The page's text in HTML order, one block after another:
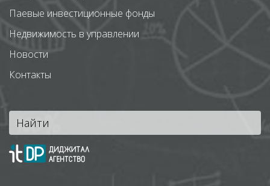
Паевые инвестиционные фонды
Недвижимость в управлении
Новости
Контакты